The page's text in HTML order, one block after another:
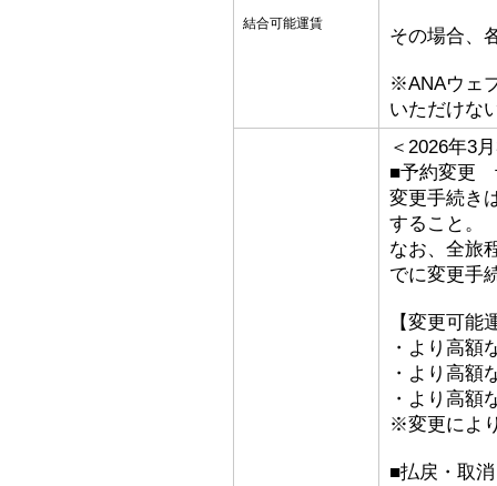
結合可能運賃
その場合、
※ANAウェ
いただけな
＜2026年3
■予約変更
変更手続き
すること。
なお、全旅
でに変更手
【変更可能
・より高額
・より高額
・より高額
※変更によ
■払戻・取消